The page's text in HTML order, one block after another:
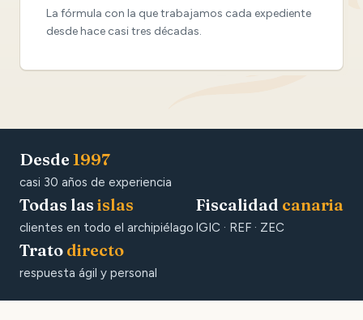
La fórmula con la que trabajamos cada expediente
desde hace casi tres décadas.
Desde 1997
casi 30 años de experiencia
Todas las islas
clientes en todo el archipiélago
Fiscalidad canaria
IGIC · REF · ZEC
Trato directo
respuesta ágil y personal